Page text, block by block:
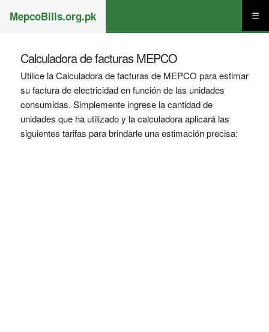
MepcoBills.org.pk ☰
Calculadora de facturas MEPCO
Utilice la Calculadora de facturas de MEPCO para estimar
su factura de electricidad en función de las unidades
consumidas. Simplemente ingrese la cantidad de
unidades que ha utilizado y la calculadora aplicará las
siguientes tarifas para brindarle una estimación precisa: